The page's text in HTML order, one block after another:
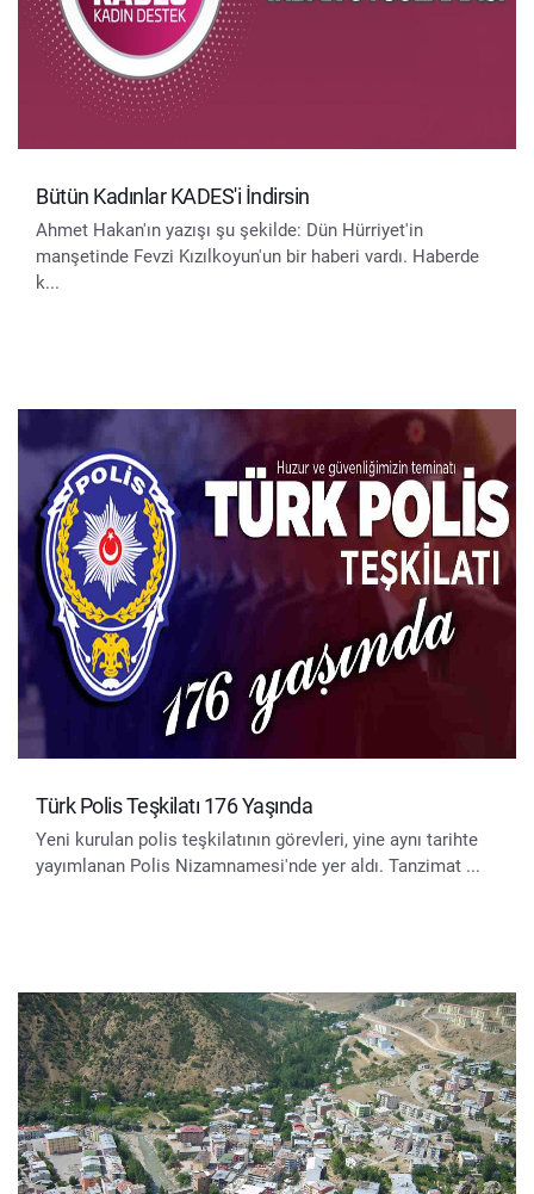
Bütün Kadınlar KADES'i İndirsin
Ahmet Hakan'ın yazışı şu şekilde: Dün Hürriyet'in
manşetinde Fevzi Kızılkoyun'un bir haberi vardı. Haberde
k...
Türk Polis Teşkilatı 176 Yaşında
Yeni kurulan polis teşkilatının görevleri, yine aynı tarihte
yayımlanan Polis Nizamnamesi'nde yer aldı. Tanzimat ...